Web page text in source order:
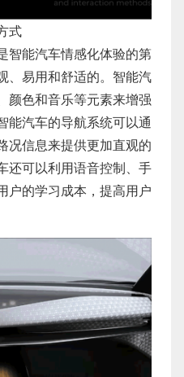
式
智能汽车情感化体验的第
、易用和舒适的。智能汽
颜色和音乐等元素来增强
能汽车的导航系统可以通
况信息来提供更加直观的
还可以利用语音控制、手
户的学习成本，提高用户